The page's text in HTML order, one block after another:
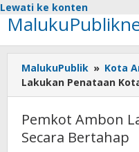
Lewati ke konten
MalukuPublik » Kota
Lakukan Penataan
Pemkot Ambon
Secara Bertahap